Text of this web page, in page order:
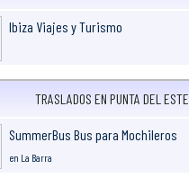
Ibiza Viajes y Turismo
TRASLADOS EN PUNTA DEL ESTE
SummerBus Bus para Mochileros
en La Barra